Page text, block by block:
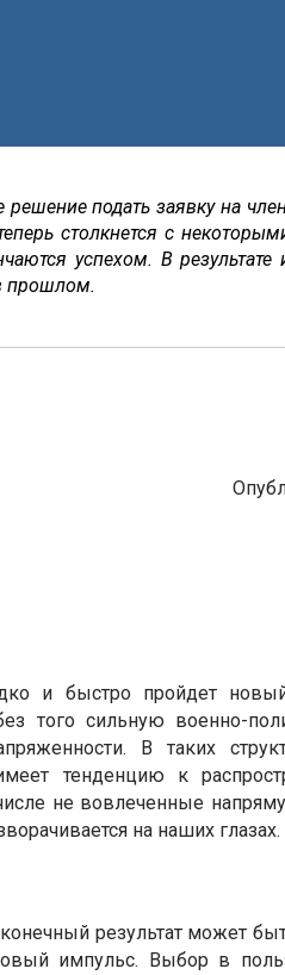
подать заявку на
столкнется с
успехом. В
прошлом.
и быстро пройдет
того сильную военно-
В таких
тенденцию к
не вовлеченные
на наших глазах.
результат может
импульс. Выбор в